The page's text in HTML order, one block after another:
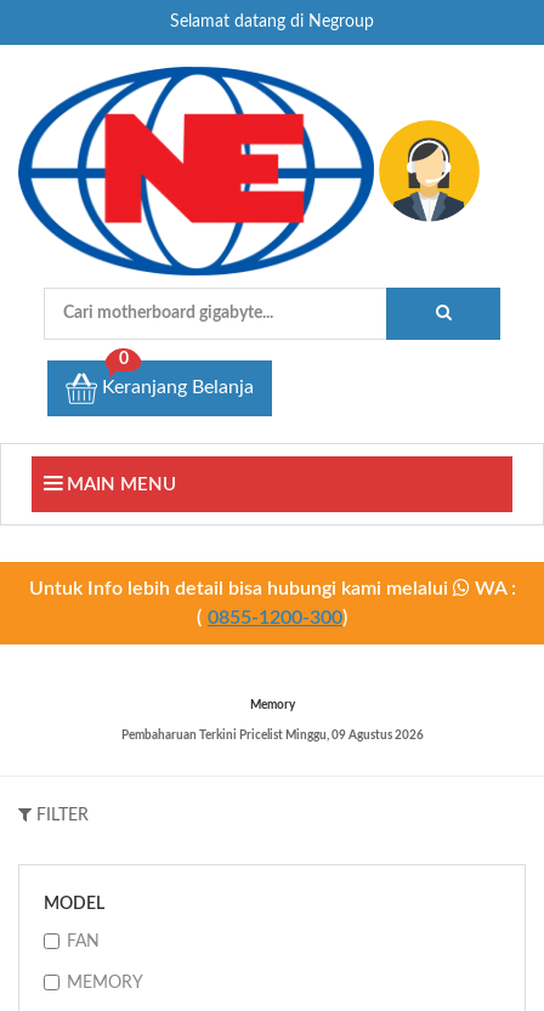
Selamat datang di Negroup
Keranjang Belanja
0
MAIN MENU
Untuk Info lebih detail bisa hubungi kami melalui
WA :
( 0855-1200-300)
Memory
Pembaharuan Terkini Pricelist Minggu, 09 Agustus 2026
FILTER
MODEL
FAN
MEMORY